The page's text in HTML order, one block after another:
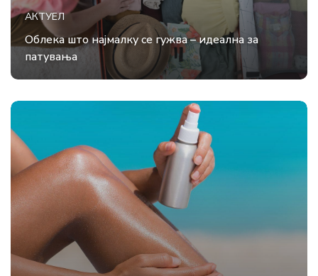
АКТУЕЛ
Облека што најмалку се гужва – идеална за
патувања